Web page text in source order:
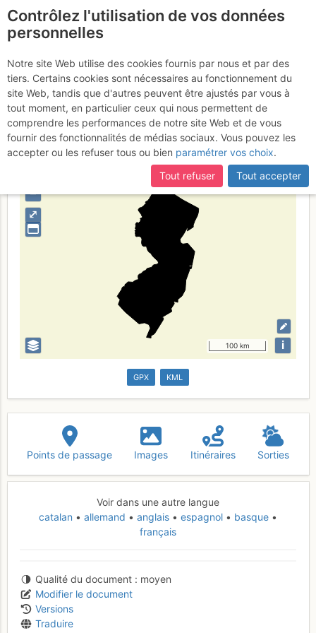
New Jersey
Type de région limite administrative
⤢
–
100 km i
GPX KML
Points de passage Images Itinéraires Sorties
Voir dans une autre langue
catalan
allemand anglais espagnol
basque
français
Qualité du document
moyen
Modifier le document
Versions
Traduire
Contrôlez l'utilisation de vos données
personnelles
Notre site Web utilise des cookies fournis par nous et par des
tiers. Certains cookies sont nécessaires au fonctionnement du
site Web, tandis que d'autres peuvent être ajustés par vous à
tout moment, en particulier ceux qui nous permettent de
comprendre les performances de notre site Web et de vous
fournir des fonctionnalités de médias sociaux. Vous pouvez les
accepter ou les refuser tous ou bien paramétrer vos choix.
Tout refuser
Tout accepter